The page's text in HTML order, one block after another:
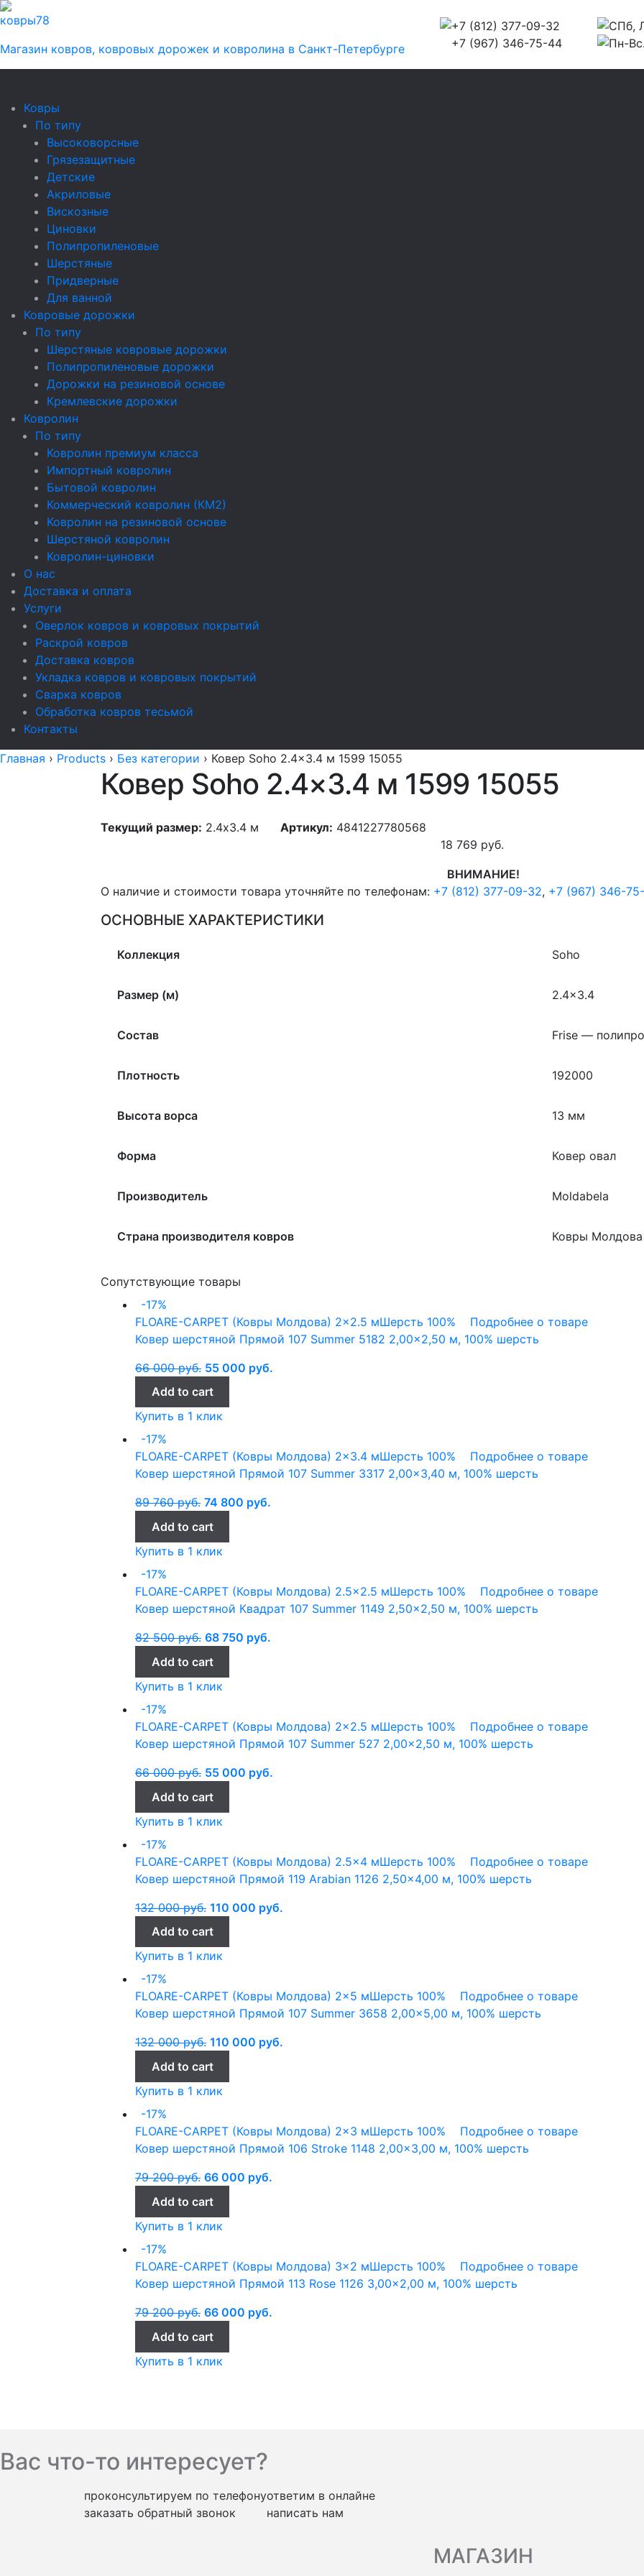
ковры78
Магазин ковров, ковровых дорожек и ковролина в Санкт-Петербурге
+7 (812) 377-09-32
+7 (967) 346-75-44
СПб,
Пн-
Ковры
По типу
Высоковорсные
Грязезащитные
Детские
Акриловые
Вискозные
Циновки
Полипропиленовые
Шерстяные
Придверные
Для ванной
Ковровые дорожки
По типу
Шерстяные ковровые дорожки
Полипропиленовые дорожки
Дорожки на резиновой основе
Кремлевские дорожки
Ковролин
По типу
Ковролин премиум класса
Импортный ковролин
Бытовой ковролин
Коммерческий ковролин (КМ2)
Ковролин на резиновой основе
Шерстяной ковролин
Ковролин-циновки
О нас
Доставка и оплата
Услуги
Оверлок ковров и ковровых покрытий
Раскрой ковров
Доставка ковров
Укладка ковров и ковровых покрытий
Сварка ковров
Обработка ковров тесьмой
Контакты
Главная › Products › Без категории › Ковер Soho 2.4x3.4 м 1599 15055
Ковер Soho 2.4×3.4 м 1599 15055
Текущий размер: 2.4x3.4 м Артикул: 4841227780568
18 769 руб.
ВНИМАНИЕ!
О наличие и стоимости товара уточняйте по телефонам: +7 (812) 377-09-32, +7 (967) 346-
ОСНОВНЫЕ ХАРАКТЕРИСТИКИ
Коллекция Soho
Размер (м) 2.4×3.4
Состав Frise —
Плотность 192000
Высота ворса 13 мм
Форма Ковер овал
Производитель Moldabela
Страна производителя ковров Ковры Молдова
Сопутствующие товары
-17%
FLOARE-CARPET (Ковры Молдова) 2x2.5 мШерсть 100%
Подробнее о товаре
Ковер шерстяной Прямой 107 Summer 5182 2,00×2,50 м, 100% шерсть
66 000руб. 55 000 руб.
Add to cart
Купить в 1 клик
-17%
FLOARE-CARPET (Ковры Молдова) 2x3.4 мШерсть 100%
Подробнее о товаре
Ковер шерстяной Прямой 107 Summer 3317 2,00×3,40 м, 100% шерсть
89 760руб. 74 800 руб.
Add to cart
Купить в 1 клик
-17%
FLOARE-CARPET (Ковры Молдова) 2.5x2.5 мШерсть 100%
Подробнее о товаре
Ковер шерстяной Квадрат 107 Summer 1149 2,50×2,50 м, 100% шерсть
82 500руб. 68 750 руб.
Add to cart
Купить в 1 клик
-17%
FLOARE-CARPET (Ковры Молдова) 2x2.5 мШерсть 100%
Подробнее о товаре
Ковер шерстяной Прямой 107 Summer 527 2,00×2,50 м, 100% шерсть
66 000руб. 55 000 руб.
Add to cart
Купить в 1 клик
-17%
FLOARE-CARPET (Ковры Молдова) 2.5x4 мШерсть 100%
Подробнее о товаре
Ковер шерстяной Прямой 119 Arabian 1126 2,50×4,00 м, 100% шерсть
132 000руб. 110 000 руб.
Add to cart
Купить в 1 клик
-17%
FLOARE-CARPET (Ковры Молдова) 2x5 мШерсть 100%
Подробнее о товаре
Ковер шерстяной Прямой 107 Summer 3658 2,00×5,00 м, 100% шерсть
132 000руб. 110 000 руб.
Add to cart
Купить в 1 клик
-17%
FLOARE-CARPET (Ковры Молдова) 2x3 мШерсть 100%
Подробнее о товаре
Ковер шерстяной Прямой 106 Stroke 1148 2,00×3,00 м, 100% шерсть
79 200руб. 66 000 руб.
Add to cart
Купить в 1 клик
-17%
FLOARE-CARPET (Ковры Молдова) 3x2 мШерсть 100%
Подробнее о товаре
Ковер шерстяной Прямой 113 Rose 1126 3,00×2,00 м, 100% шерсть
79 200руб. 66 000 руб.
Add to cart
Купить в 1 клик
Вас что-то интересует?
проконсультируем по телефону
заказать обратный звонок
ответим в онлайне
написать нам
МАГАЗИН